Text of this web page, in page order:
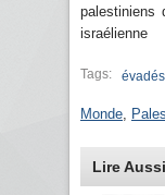
palestiniens
israélienne
Tags: évadés
Monde
Lire Aussi